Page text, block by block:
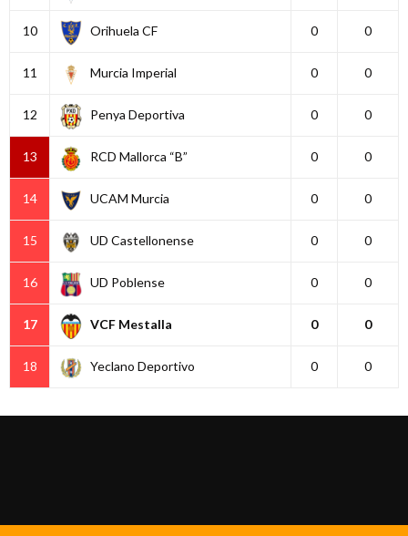
10 Orihuela CF 0 0
11 Murcia Imperial 0 0
12 Penya Deportiva 0 0
13 RCD Mallorca “B” 0 0
14 UCAM Murcia 0 0
15 UD Castellonense 0 0
16 UD Poblense 0 0
17 VCF Mestalla 0 0
18 Yeclano Deportivo 0 0